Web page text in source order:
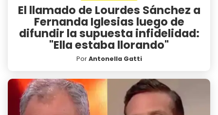
El llamado de Lourdes Sánchez a
Fernanda Iglesias luego de
difundir la supuesta infidelidad:
"Ella estaba llorando"
PorAntonella Gatti